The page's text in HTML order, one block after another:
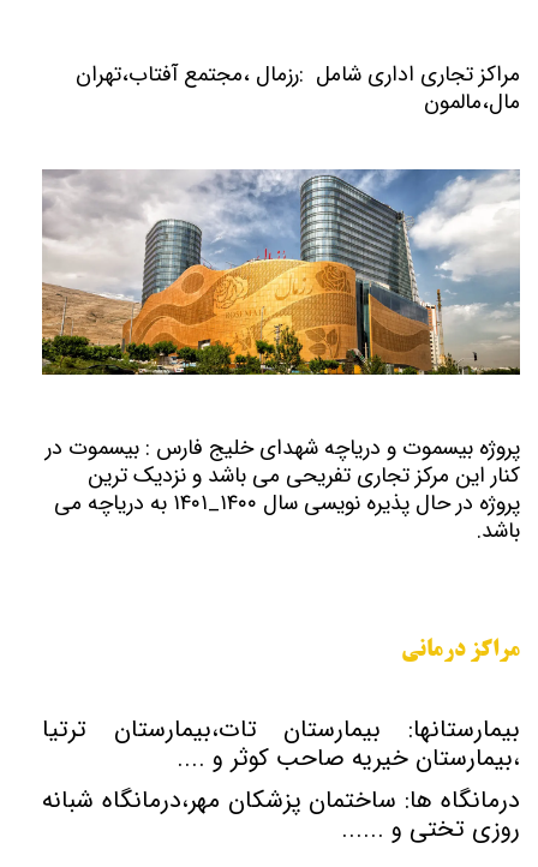
مراکز تجاری اداری شامل :رزمال ،مجتمع آفتاب،تهران
مال،مالمون
پروژه بیسموت و دریاچه شهدای خلیج فارس : بیسموت در
کنار این مرکز تجاری تفریحی می باشد و نزدیک ترین
پروژه در حال پذیره نویسی سال ۱۴۰۰_۱۴۰۱ به دریاچه می
باشد.
مراکز درمانی
بیمارستانها: بیمارستان تات،بیمارستان ترتیا
،بیمارستان خیریه صاحب کوثر و ....
درمانگاه ها: ساختمان پزشکان مهر،درمانگاه شبانه
روزی تختی و ......